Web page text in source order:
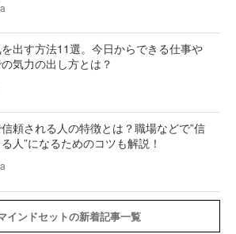
出す方法11選。今日からできる仕事や
気力の出し方とは？
頼される人の特徴とは？職場などで”信
人”になるためのコツも解説！
インドセットの新着記事一覧